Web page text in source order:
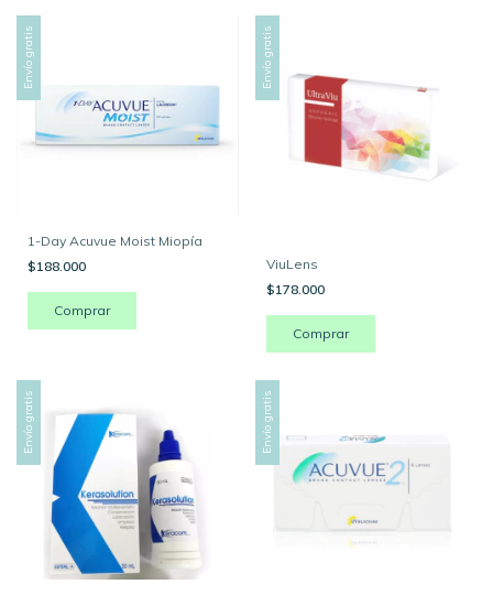
Envío gratis
1-Day Acuvue Moist Miopía
$188.000
Comprar
Envío gratis
ViuLens
$178.000
Comprar
Envío gratis Envío gratis